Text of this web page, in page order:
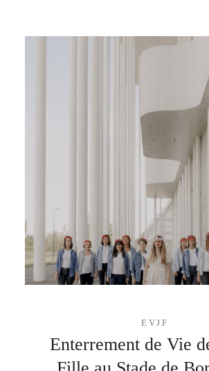
EVJF
Enterrement de Vie